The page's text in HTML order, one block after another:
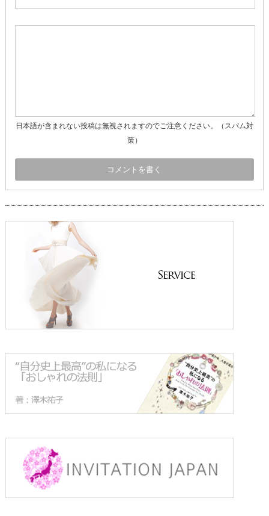
日本語が含まれない投稿は無視されますのでご注意ください。（スパム対
策）